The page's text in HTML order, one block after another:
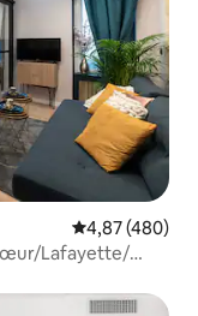
4,87 de uma
4,87 (480)
Lafayette/